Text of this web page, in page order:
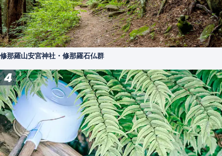
修那羅山安宮神社・修那羅石仏群
4